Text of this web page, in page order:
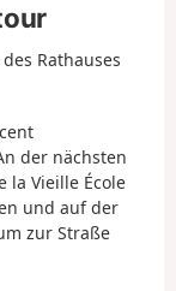
Rathauses
der nächsten
la Vieille École
und auf der
zur Straße